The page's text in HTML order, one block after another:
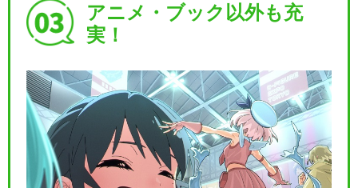
アニメ・ブック以外も充
実！